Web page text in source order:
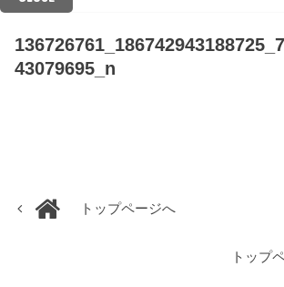
43079695_n
トップページへ
トップ